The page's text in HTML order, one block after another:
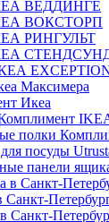
ВЕДДИНГЕ
ВОКСТОРП
РИНГУЛЬТ
Максимера
Икеа
полки
посуды
панели
Санкт-